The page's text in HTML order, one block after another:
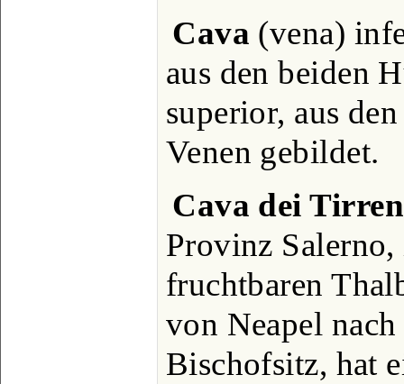
Cava (vena)
aus den beiden
superior, aus
Venen gebildet.
Cava dei
Provinz
fruchtbaren
von Neapel
Bischofsitz, hat